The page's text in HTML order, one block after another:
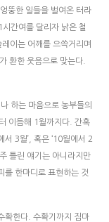
뚱한 일들을 벌여온 터라
간여를 달리자 낡은 철
이는 어깨를 으쓱거리며
환한 웃음으로 맞는다.
하는 마음으로 농부들의
이듬해 1월까지다. 간혹
서 3월’, 혹은 ‘10월에서 2
틀린 얘기는 아니라지만
를 한마디로 표현하는 것
확한다. 수확기까지 짐마